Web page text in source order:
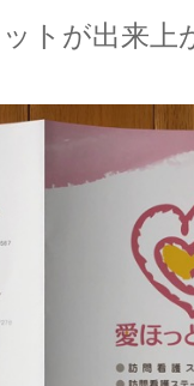
トが出来上